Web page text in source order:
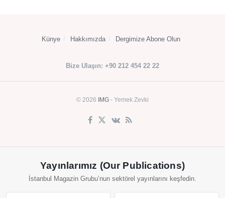
Künye Hakkımızda Dergimize Abone Olun
Bize Ulaşın: +90 212 454 22 22
© 2026 IMG - Yemek Zevki
Yayınlarımız (Our Publications)
İstanbul Magazin Grubu’nun sektörel yayınlarını keşfedin.